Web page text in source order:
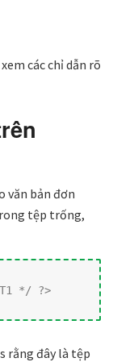
các chỉ dẫn rõ
văn bản đơn
tệp trống,
*/ ?>
rằng đây là tệp